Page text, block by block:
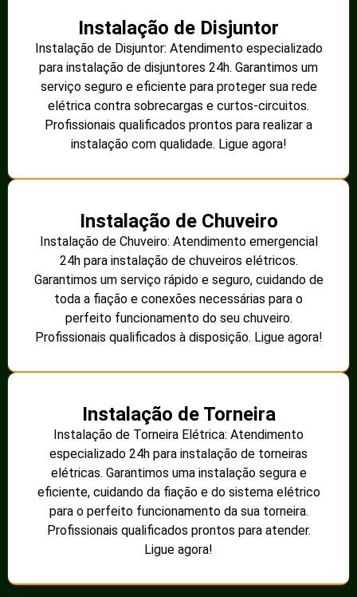
Instalação de Disjuntor
Instalação de Disjuntor: Atendimento especializado
para instalação de disjuntores 24h. Garantimos um
serviço seguro e eficiente para proteger sua rede
elétrica contra sobrecargas e curtos-circuitos.
Profissionais qualificados prontos para realizar a
instalação com qualidade. Ligue agora!
Instalação de Chuveiro
Instalação de Chuveiro: Atendimento emergencial
24h para instalação de chuveiros elétricos.
Garantimos um serviço rápido e seguro, cuidando de
toda a fiação e conexões necessárias para o
perfeito funcionamento do seu chuveiro.
Profissionais qualificados à disposição. Ligue agora!
Instalação de Torneira
Instalação de Torneira Elétrica: Atendimento
especializado 24h para instalação de torneiras
elétricas. Garantimos uma instalação segura e
eficiente, cuidando da fiação e do sistema elétrico
para o perfeito funcionamento da sua torneira.
Profissionais qualificados prontos para atender.
Ligue agora!